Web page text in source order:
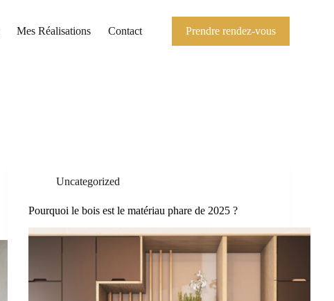
Mes Réalisations Contact Prendre rendez-vous
Uncategorized
Pourquoi le bois est le matériau phare de 2025 ?